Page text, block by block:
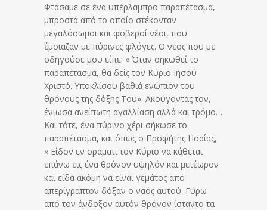
Φτάσαμε σε ένα υπέρλαμπρο παραπέτασμα,
μπροστά από το οποίο στέκονταν
μεγαλόσωμοι και φοβεροί νέοι, που
έμοιαζαν με πύρινες φλόγες. Ο νέος που με
οδηγούσε μου είπε: « Όταν σηκωθεί το
παραπέτασμα, θα δείς τον Κύριο Ιησού
Χριστό. Υποκλίσου βαθιά ενώπιον του
θρόνους της δόξης Του». Ακούγοντάς τον,
ένιωσα ανείπωτη αγαλλίαση αλλά και τρόμο…
Και τότε, ένα πύρινο χέρι σήκωσε το
παραπέτασμα, και όπως ο Προφήτης Ησαίας,
« Είδον εν οράματι τον Κύριο να κάθεται
επάνω εις ένα θρόνον υψηλόν και μετέωρον
και είδα ακόμη να είναι γεμάτος από
απερίγραπτον δόξαν ο ναός αυτού. Γύρω
από τον άνδοξον αυτόν θρόνον ίσταντο τα